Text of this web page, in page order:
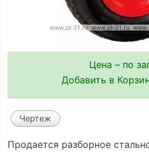
Цена – по
Добавить в
Чертеж
Продается разборное